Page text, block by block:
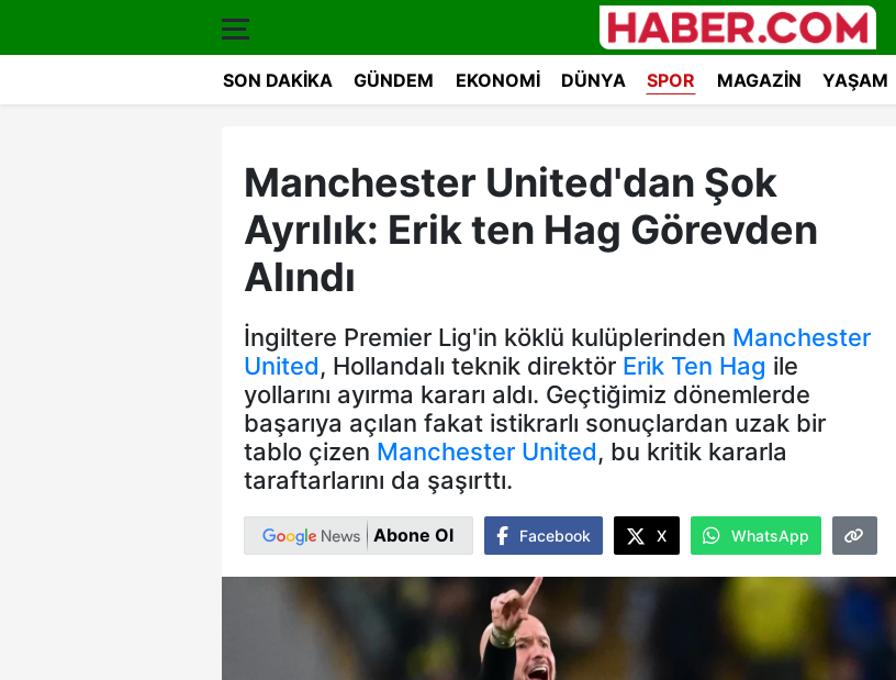
SON DAKIKA GÜNDEM EKONOMI DÜNYA SPOR MAGAZIN YAŞAM
Manchester United'dan Şok
Ayrılık: Erik ten Hag Görevden
Alındı
İngiltere Premier Lig'in köklü kulüplerinden Manchester
United, Hollandalı teknik direktör Erik Ten Hag ile
yollarını ayırma kararı aldı. Geçtiğimiz dönemlerde
başarıya açılan fakat istikrarlı sonuçlardan uzak bir
tablo çizen Manchester United, bu kritik kararla
taraftarlarını da şaşırttı.
Abone Ol Facebook X WhatsApp